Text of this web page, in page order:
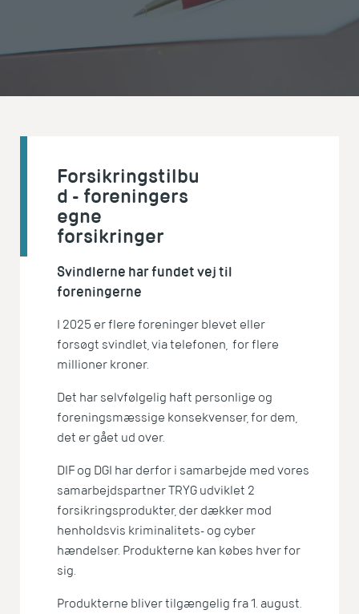
Forsikringstilbu
d - foreningers
egne
forsikringer
Svindlerne har fundet vej til
foreningerne
I 2025 er flere foreninger blevet eller
forsøgt svindlet, via telefonen, for flere
millioner kroner.
Det har selvfølgelig haft personlige og
foreningsmæssige konsekvenser, for dem,
det er gået ud over.
DIF og DGI har derfor i samarbejde med vores
samarbejdspartner TRYG udviklet 2
forsikringsprodukter, der dækker mod
henholdsvis kriminalitets- og cyber
hændelser. Produkterne kan købes hver for
sig.
Produkterne bliver tilgængelig fra 1. august.